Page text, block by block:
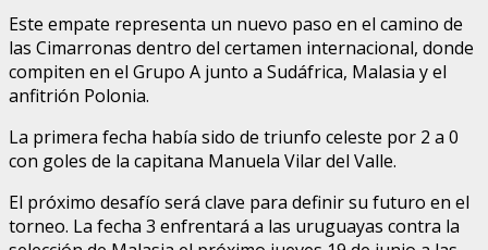
Este empate representa un nuevo paso en el camino de
las Cimarronas dentro del certamen internacional, donde
compiten en el Grupo A junto a Sudáfrica, Malasia y el
anfitrión Polonia.
La primera fecha había sido de triunfo celeste por 2 a 0
con goles de la capitana Manuela Vilar del Valle.
El próximo desafío será clave para definir su futuro en el
torneo. La fecha 3 enfrentará a las uruguayas contra la